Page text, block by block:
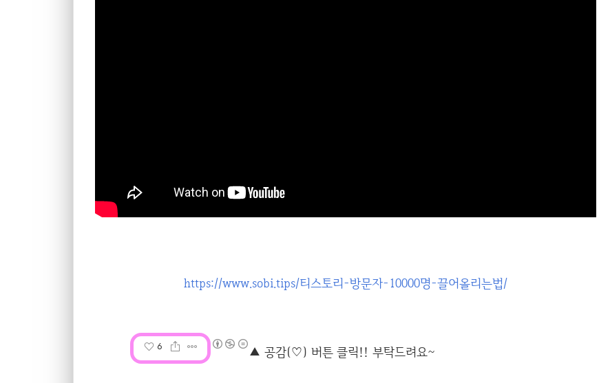
https://www.sobi.tips/티스토리-방문자-10000명-끌어올리는법/
6